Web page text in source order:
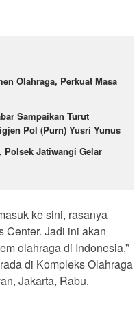
Olahraga, Perkuat Masa
Sampaikan Turut
Pol (Purn) Yusri Yunus
Polsek Jatiwangi Gelar
ke sini, rasanya
Center. Jadi ini akan
olahraga di Indonesia,”
di Kompleks Olahraga
Jakarta, Rabu.